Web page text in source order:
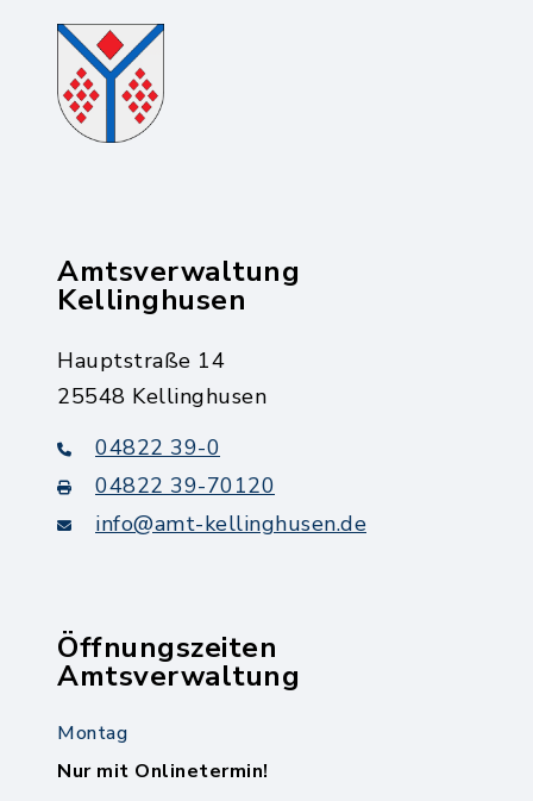
Amtsverwaltung
Kellinghusen
Hauptstraße 14
25548 Kellinghusen
04822 39-0
04822 39-70120
info@amt-kellinghusen.de
Öffnungszeiten
Amtsverwaltung
Montag
Nur mit Onlinetermin!